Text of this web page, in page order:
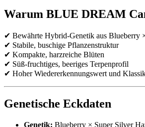
Warum BLUE DREAM
✔ Bewährte Hybrid-Genetik aus Blueberry
✔ Stabile, buschige Pflanzenstruktur
✔ Kompakte, harzreiche Blüten
✔ Süß-fruchtiges, beeriges Terpenprofil
✔ Hoher Wiedererkennungswert und
Genetische Eckdaten
Genetik: Blueberry × Super Silver